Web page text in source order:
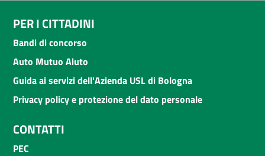
PER I CITTADINI
Bandi di concorso
Auto Mutuo Aiuto
Guida ai servizi dell'Azienda USL di Bologna
Privacy policy e protezione del dato personale
CONTATTI
PEC